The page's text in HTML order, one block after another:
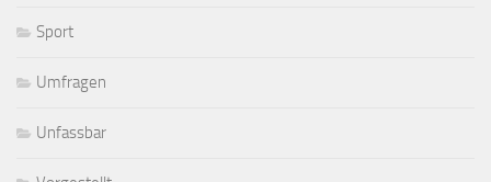
Sport
Umfragen
Unfassbar